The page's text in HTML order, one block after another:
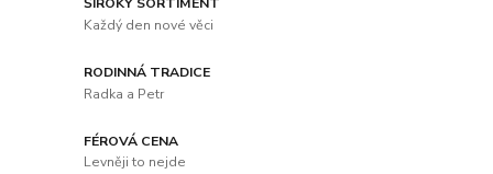
Každý den nové věci
RODINNÁ TRADICE
Radka a Petr
FÉROVÁ CENA
Levněji to nejde